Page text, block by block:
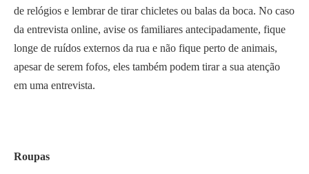
de relógios e lembrar de tirar chicletes ou balas da boca. No caso
da entrevista online, avise os familiares antecipadamente, fique
longe de ruídos externos da rua e não fique perto de animais,
apesar de serem fofos, eles também podem tirar a sua atenção
em uma entrevista.
Roupas